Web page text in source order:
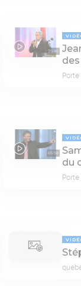
35:46
65:58
du